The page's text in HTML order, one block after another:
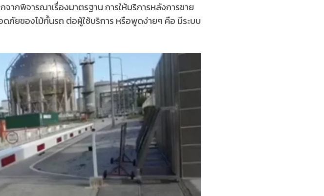
ากพิจารณาเรื่องมาตรฐาน การให้บริการหลังการขาย
ยของไม้กั้นรถ ต่อผู้ใช้บริการ หรือพูดง่ายๆ คือ มีระบบ